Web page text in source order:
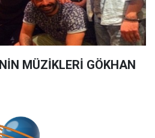
MÜZİKLERİ GÖKHAN